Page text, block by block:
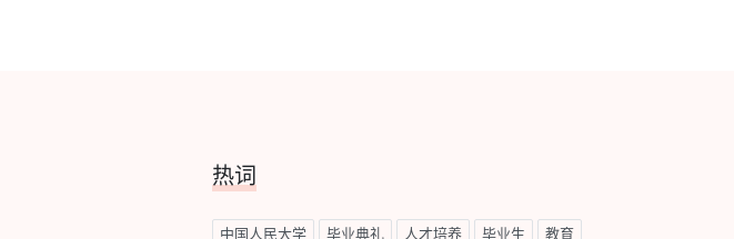
热词
中国人民大学 毕业典礼 人才培养 毕业生 教育